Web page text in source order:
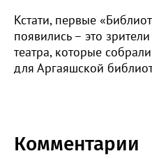
Кстати, первые
появились – это
театра, которые
для Аргаяшской
Комментарии